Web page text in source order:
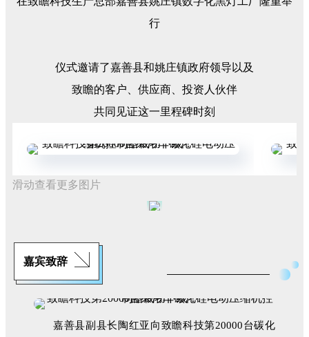
行
仪式邀请了嘉善县和姚庄镇政府领导以及
致瞻的客户、供应商、投资人伙伴
共同见证这一里程碑时刻
滑动查看更多图片
嘉宾致辞
嘉善县副县长陶红亚向致瞻科技第20000台碳化